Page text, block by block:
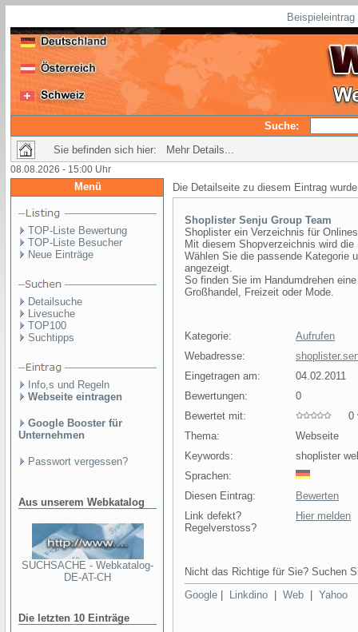
Suche:
Sie befinden sich hier: Mehr Details...
08.08.2026 - 15:00 Uhr
Menü
TOP-Liste Bewertung
TOP-Liste Besucher
Neue Einträge
Detailsuche
Livesuche
TOP100
Suchtipps
Info,s und Regeln
Webseite eintragen
Google Booster für
Unternehmen
Passwort vergessen?
Aus unserem Webkatalog
SUCHSACHE - Webkatalog-
DE-AT-CH
Die letzten 10 Einträge
Die Detailseite zu diesem Eintrag
Shoplister Senju Group Team
Shoplister ein Verzeichnis für
Mit diesem Shopverzeichnis wird
Wählen Sie die passende Kategorie
angezeigt.
So finden Sie im Handumdrehen
Großhandel, Freizeit oder Mode.
Kategorie:
Aufrufen
Webadresse:
Eingetragen am:
04.02.2011
Bewertungen:
0
Bewertet mit:
0
Thema:
Webseite
Keywords:
shoplister
Sprachen:
Diesen Eintrag:
Bewerten
Link defekt?
Regelverstoss?
Hier melden
Nicht das Richtige für Sie? Suchen
Google
Linkdino Web Yahoo